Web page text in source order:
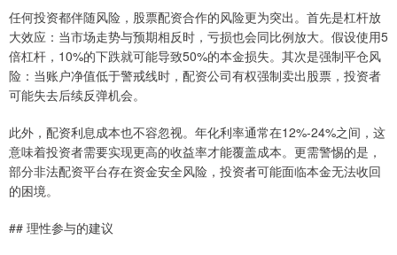
任何投资都伴随风险，股票配资合作的风险更为突出。首先是杠杆放
大效应：当市场走势与预期相反时，亏损也会同比例放大。假设使用5
倍杠杆，10%的下跌就可能导致50%的本金损失。其次是强制平仓风
险：当账户净值低于警戒线时，配资公司有权强制卖出股票，投资者
可能失去后续反弹机会。
此外，配资利息成本也不容忽视。年化利率通常在12%-24%之间，这
意味着投资者需要实现更高的收益率才能覆盖成本。更需警惕的是，
部分非法配资平台存在资金安全风险，投资者可能面临本金无法收回
的困境。
## 理性参与的建议